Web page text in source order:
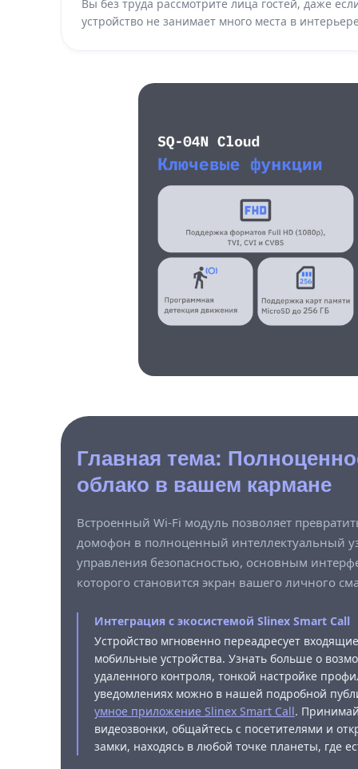
Вы без труда рассмотрите лица гостей, даже
устройство не занимает много места в
Главная тема:
облако в вашем кармане
Встроенный Wi-Fi модуль позволяет
домофон в полноценный интеллектуальный
управления безопасностью, основным
которого становится экран вашего личного
Интеграция с экосистемой Slinex Smart Call
Устройство мгновенно переадресует
мобильные устройства. Узнать больше о
удаленного контроля, тонкой настройке
уведомлениях можно в нашей подробной
умное приложение Slinex Smart Call.
видеозвонки, общайтесь с посетителями и
замки, находясь в любой точке планеты, где